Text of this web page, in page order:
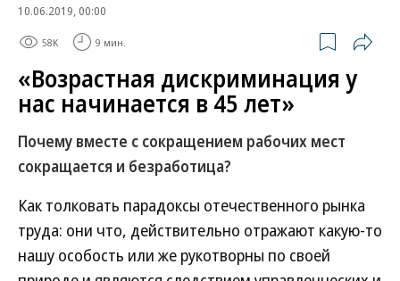
10.06.2019, 00:00
58K 9 мин.
«Возрастная дискриминация у
нас начинается в 45 лет»
Почему вместе с сокращением рабочих мест
сокращается и безработица?
Как толковать парадоксы отечественного рынка
труда: они что, действительно отражают какую-то
нашу особость или же рукотворны по своей